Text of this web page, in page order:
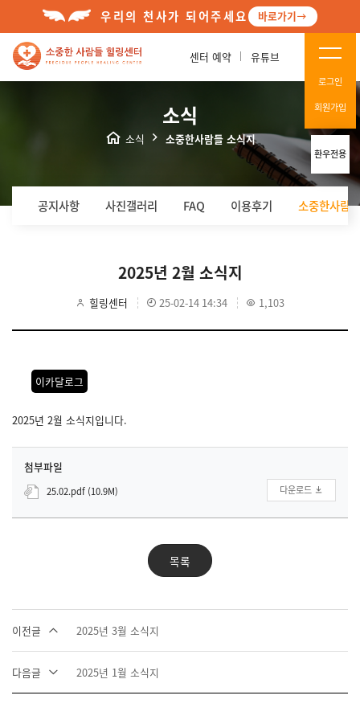
우리의 천사가 되어주세요 바로가기
센터 예약 유튜브
로그인
회원가입
환우전용
소식
소식 소중한사람들 소식지
공지사항 사진갤러리 FAQ 이용후기 소중한사람
2025년 2월 소식지
힐링센터 25-02-14 14:34 1,103
이카달로그
2025년 2월 소식지입니다.
첨부파일
25.02.pdf (10.9M) 다운로드
목록
이전글 2025년 3월 소식지
다음글 2025년 1월 소식지사회취약 계층의 복지 안전망 플랫폼 _
Interactive ConvAI